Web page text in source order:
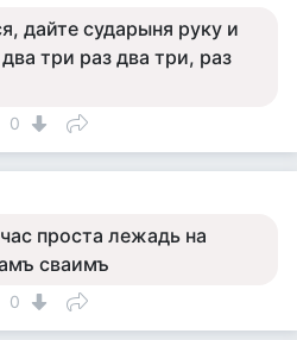
дайте сударыня руку и
три раз два три, раз
0
проста лежадь на
сваимъ
0